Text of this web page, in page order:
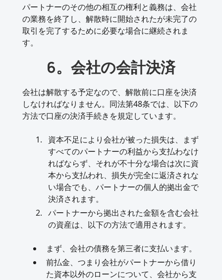
パートナーのその他の相互の権利と義務は、会社
の業務を終了し、解散時に開始されたが未完了の
取引を完了するために必要な場合に継続されま
す。
6。会社の会計決済
会社は解散する予定なので、解散前に口座を決済
しなければなりません。同法第48条では、以下の
方法で口座の決済手続きを規定しています。
資本不足により会社が被った損失は、まず
すべてのパートナーの利益から支払わなけ
ればならず、それが不十分な場合は次に資
本から支払われ、損失が完全に返済されな
い場合でも、パートナーの個人的拠出金で
決済されます。
パートナーから拠出された金額を含む会社
の資産は、以下の方法で適用されます。
まず、会社の債務を第三者に支払います。
前払金、つまり会社がパートナーから借り
た資本以外のローンについて、会社から支